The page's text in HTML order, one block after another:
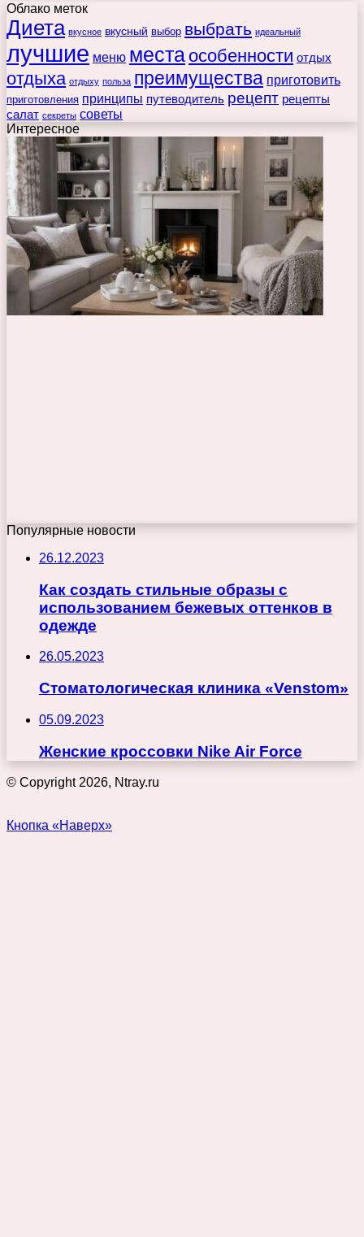
Облако меток
Диета вкусное вкусный выбор выбрать идеальный
лучшие меню места особенности отдых
отдыха отдыху польза преимущества приготовить
приготовления принципы путеводитель рецепт рецепты
салат секреты советы
Интересное
Популярные новости
26.12.2023
Как создать стильные образы с
использованием бежевых оттенков в
одежде
26.05.2023
Стоматологическая клиника «Venstom»
05.09.2023
Женские кроссовки Nike Air Force
© Copyright 2026, Ntray.ru
Кнопка «Наверх»